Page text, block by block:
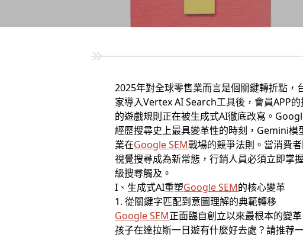
2025年對全球零售業而言是個關鍵轉折點
家導入Vertex AI Search工具後，會員APP
的遊戲規則正在被生成式AI徹底改寫。
經歷搜尋史上最具變革性的時刻，Gemini
業在Google SEM戰場的競爭法則。當消費
視覺搜尋成為新常態，行銷人員必須立即掌
級搜尋觸及。
I、生成式AI重塑Google SEM的核心變革
1. 從關鍵字匹配到意圖理解的典範轉移
Google SEM正面臨自創立以來最根本的變
孩子在達拉斯一日遊有什麼好去處？請推荐